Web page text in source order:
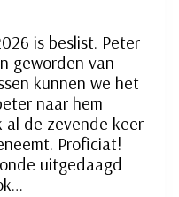
is beslist. Peter
geworden van
kunnen we het
naar hem
al de zevende keer
Proficiat!
uitgedaagd